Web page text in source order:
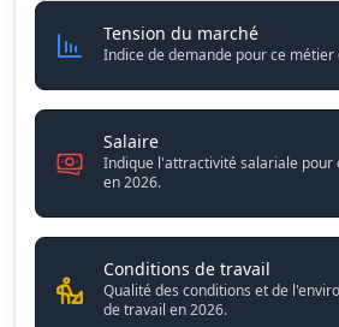
Tension du marché
Indice de demande pour ce métier
SalaireRamoneur /
Indique l'attractivité salariale pour
en 2026.
Conditions de travail
Qualité des conditions et de
de travail en 2026.